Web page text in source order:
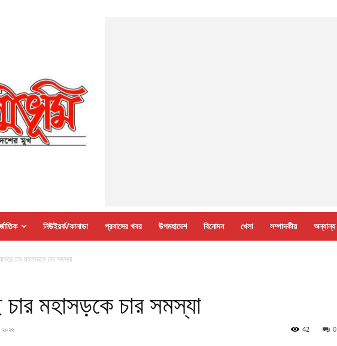
নিউইয়র্ক/কানাডা প্রবাসের খবর উপমহাদেশ বিনোদন খেলা সম্পাদকীয় অন্যান্য
চার মহাসড়কে চার সমস্যা
মহাসড়কে চার সমস্যা
২০২৬ 0
42